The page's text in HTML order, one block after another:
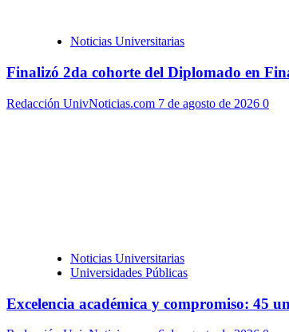
Noticias Universitarias
Finalizó 2da cohorte del Diplomado en
Redacción UnivNoticias.com 7 de agosto de 2026 0
Noticias Universitarias
Universidades Públicas
Excelencia académica y compromiso: 45